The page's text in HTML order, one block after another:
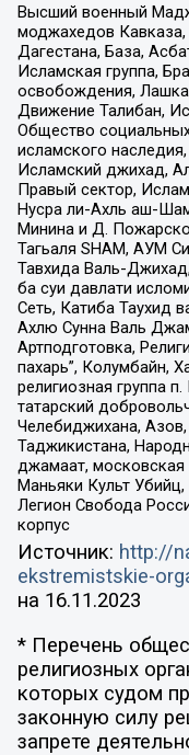
Высший военный
моджахедов
Дагестана, База,
Исламская группа,
освобождения,
Движение Талибан,
Общество
исламского
Исламский джихад,
Правый сектор,
Нусра ли-Ахль аш-
Минина и Д.
Тагьаля SHAM, АУМ
Тавхида Валь-
ба суи давлати
Сеть, Катиба Таухид
Ахлю Сунна Валь
Артподготовка,
пахарь”, Колумбайн,
религиозная группа
татарский
Челебиджихана,
Таджикистана,
джамаат, московская
Маньяки Культ
Легион Свобода
корпус
Источник: http://
ekstremistskie-
на 16.11.2023
* Перечень
религиозных
которых судом
законную силу
запрете